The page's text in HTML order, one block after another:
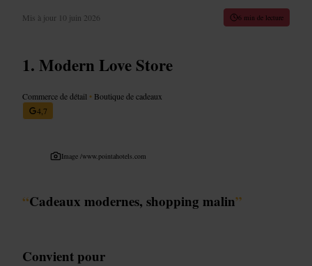
Mis à jour 10 juin 2026 6 min de lecture
Modern Love Store
Commerce de détail • Boutique de cadeaux
4,7
Image /www.pointahotels.com
“Cadeaux modernes, shopping malin”
Convient pour